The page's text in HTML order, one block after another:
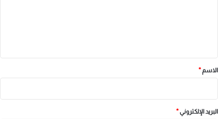
*
الاسم *
البريد الإلكتروني*